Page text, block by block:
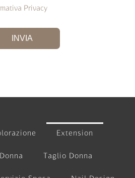
Privacy
INVIA
Extension
Taglio Donna